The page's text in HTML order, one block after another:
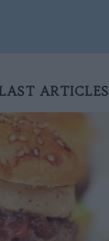
ARTICLES